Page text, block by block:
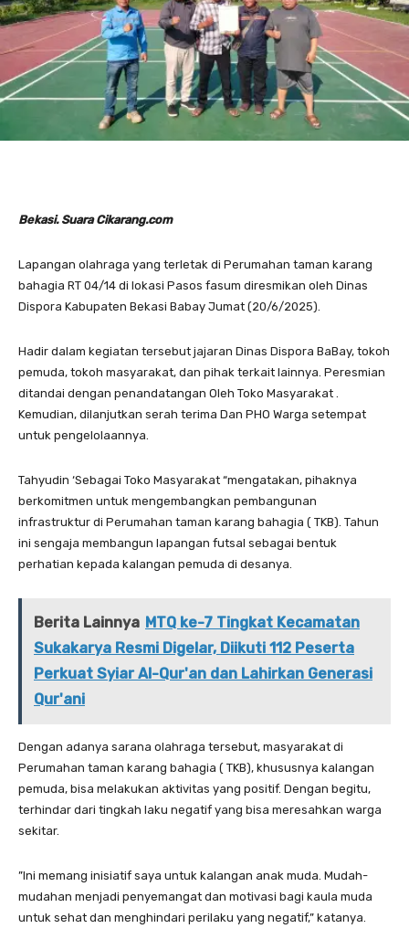
Bekasi. Suara Cikarang.com
Lapangan olahraga yang terletak di Perumahan taman karang
bahagia RT 04/14 di lokasi Pasos fasum diresmikan oleh Dinas
Dispora Kabupaten Bekasi Babay Jumat (20/6/2025).
Hadir dalam kegiatan tersebut jajaran Dinas Dispora BaBay, tokoh
pemuda, tokoh masyarakat, dan pihak terkait lainnya. Peresmian
ditandai dengan penandatangan Oleh Toko Masyarakat .
Kemudian, dilanjutkan serah terima Dan PHO Warga setempat
untuk pengelolaannya.
Tahyudin ‘Sebagai Toko Masyarakat “mengatakan, pihaknya
berkomitmen untuk mengembangkan pembangunan
infrastruktur di Perumahan taman karang bahagia ( TKB). Tahun
ini sengaja membangun lapangan futsal sebagai bentuk
perhatian kepada kalangan pemuda di desanya.
Berita Lainnya MTQ ke-7 Tingkat Kecamatan
Sukakarya Resmi Digelar, Diikuti 112 Peserta
Perkuat Syiar Al-Qur'an dan Lahirkan Generasi
Qur'ani
Dengan adanya sarana olahraga tersebut, masyarakat di
Perumahan taman karang bahagia ( TKB), khususnya kalangan
pemuda, bisa melakukan aktivitas yang positif. Dengan begitu,
terhindar dari tingkah laku negatif yang bisa meresahkan warga
sekitar.
”Ini memang inisiatif saya untuk kalangan anak muda. Mudah-
mudahan menjadi penyemangat dan motivasi bagi kaula muda
untuk sehat dan menghindari perilaku yang negatif,” katanya.